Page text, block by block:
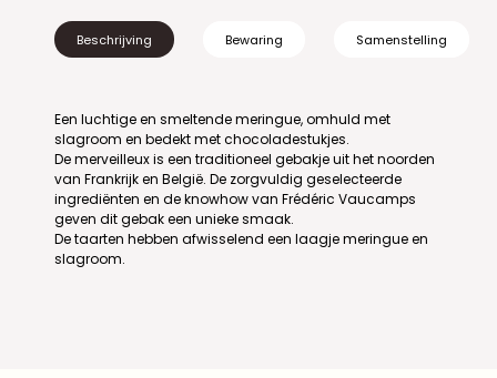
Beschrijving Bewaring Samenstelling
Een luchtige en smeltende meringue, omhuld met
slagroom en bedekt met chocoladestukjes.
De merveilleux is een traditioneel gebakje uit het noorden
van Frankrijk en België. De zorgvuldig geselecteerde
ingrediënten en de knowhow van Frédéric Vaucamps
geven dit gebak een unieke smaak.
De taarten hebben afwisselend een laagje meringue en
slagroom.